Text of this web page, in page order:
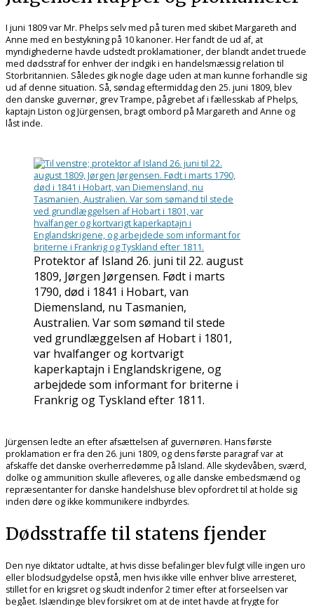
I juni 1809 var Mr. Phelps selv med på turen med skibet Margareth and
Anne med en bestykning på 10 kanoner. Her fandt de ud af, at
myndighederne havde udstedt proklamationer, der blandt andet truede
med dødsstraf for enhver der indgik i en handelsmæssig relation til
Storbritannien. Således gik nogle dage uden at man kunne forhandle sig
ud af denne situation. Så, søndag eftermiddag den 25. juni 1809, blev
den danske guvernør, grev Trampe, pågrebet af i fællesskab af Phelps,
kaptajn Liston og Jürgensen, bragt ombord på Margareth and Anne og
låst inde.
Protektor af Island 26. juni til 22. august
1809, Jørgen Jørgensen. Født i marts
1790, død i 1841 i Hobart, van
Diemensland, nu Tasmanien,
Australien. Var som sømand til stede
ved grundlæggelsen af Hobart i 1801,
var hvalfanger og kortvarigt
kaperkaptajn i Englandskrigene, og
arbejdede som informant for briterne i
Frankrig og Tyskland efter 1811.
Jürgensen ledte an efter afsættelsen af guvernøren. Hans første
proklamation er fra den 26. juni 1809, og dens første paragraf var at
afskaffe det danske overherredømme på Island. Alle skydevåben, sværd,
dolke og ammunition skulle afleveres, og alle danske embedsmænd og
repræsentanter for danske handelshuse blev opfordret til at holde sig
inden døre og ikke kommunikere indbyrdes.
Dødsstraffe til statens fjender
Den nye diktator udtalte, at hvis disse befalinger blev fulgt ville ingen uro
eller blodsudgydelse opstå, men hvis ikke ville enhver blive arresteret,
stillet for en krigsret og skudt indenfor 2 timer efter at forseelsen var
begået. Islændinge blev forsikret om at de intet havde at frygte for